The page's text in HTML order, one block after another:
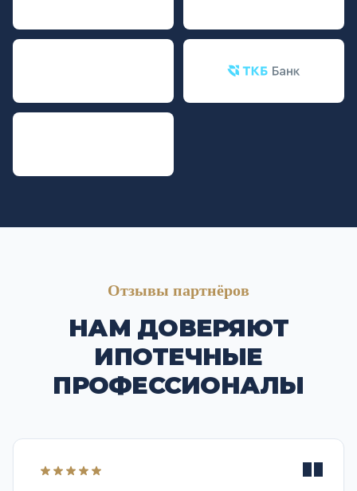
Отзывы партнёров
НАМ ДОВЕРЯЮТ
ИПОТЕЧНЫЕ
ПРОФЕССИОНАЛЫ
"